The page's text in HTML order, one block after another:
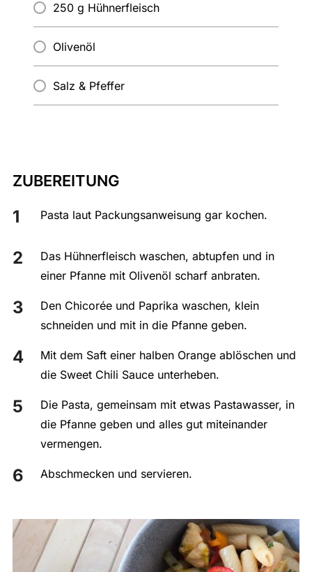
250 g Hühnerfleisch
Olivenöl
Salz & Pfeffer
ZUBEREITUNG
Pasta laut Packungsanweisung gar kochen.
Das Hühnerfleisch waschen, abtupfen und in
einer Pfanne mit Olivenöl scharf anbraten.
Den Chicorée und Paprika waschen, klein
schneiden und mit in die Pfanne geben.
Mit dem Saft einer halben Orange ablöschen und
die Sweet Chili Sauce unterheben.
Die Pasta, gemeinsam mit etwas Pastawasser, in
die Pfanne geben und alles gut miteinander
vermengen.
Abschmecken und servieren.